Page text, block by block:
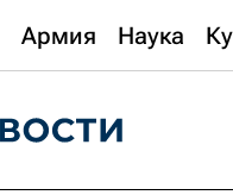
Армия Наука